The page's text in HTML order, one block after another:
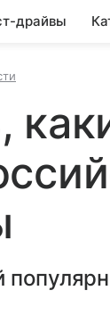
драйвы